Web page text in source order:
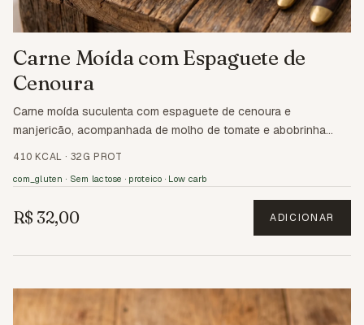
Carne Moída com Espaguete de
Cenoura
Carne moída suculenta com espaguete de cenoura e
manjericão, acompanhada de molho de tomate e abobrinha
410 KCAL · 32G PROT
com_gluten · Sem lactose · proteico · Low carb
R$ 32,00 ADICIONAR
1.3